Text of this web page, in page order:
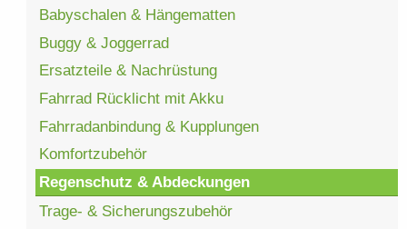
Babyschalen & Hängematten
Buggy & Joggerrad
Ersatzteile & Nachrüstung
Fahrrad Rücklicht mit Akku
Fahrradanbindung & Kupplungen
Komfortzubehör
Regenschutz & Abdeckungen
Trage- & Sicherungszubehör